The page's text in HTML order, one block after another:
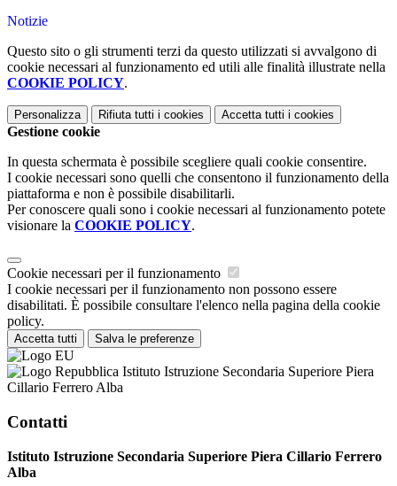
Notizie
Questo sito o gli strumenti terzi da questo utilizzati si avvalgono di
cookie necessari al funzionamento ed utili alle finalità illustrate nella
COOKIE POLICY.
Personalizza Rifiuta tutti i cookies Accetta tutti i cookies
Gestione cookie
In questa schermata è possibile scegliere quali cookie consentire.
I cookie necessari sono quelli che consentono il funzionamento della
piattaforma e non è possibile disabilitarli.
Per conoscere quali sono i cookie necessari al funzionamento potete
visionare la COOKIE POLICY.
Cookie necessari per il funzionamento
I cookie necessari per il funzionamento non possono essere
disabilitati. È possibile consultare l'elenco nella pagina della cookie
policy.
Accetta tutti Salva le preferenze
Istituto Istruzione Secondaria Superiore Piera
Cillario Ferrero Alba
Contatti
Istituto Istruzione Secondaria Superiore Piera Cillario Ferrero
Alba